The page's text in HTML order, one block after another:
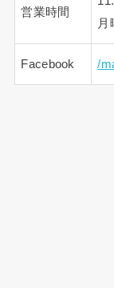
営業時間
月
Facebook /